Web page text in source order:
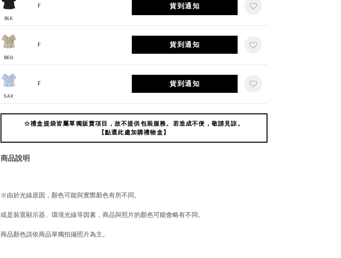
BLK
F 貨到通知
BEG
F 貨到通知
SAX
F 貨到通知
☆禮盒提袋皆屬單獨販賣項目，故不提供包裝服務。若造成不便，敬請見諒。
【點選此處加購禮物盒】
商品說明
※由於光線原因，顏色可能與實際顏色有所不同。
或是裝置顯示器、環境光線等因素，商品與照片的顏色可能會略有不同。
商品顏色請依商品單獨拍攝照片為主。